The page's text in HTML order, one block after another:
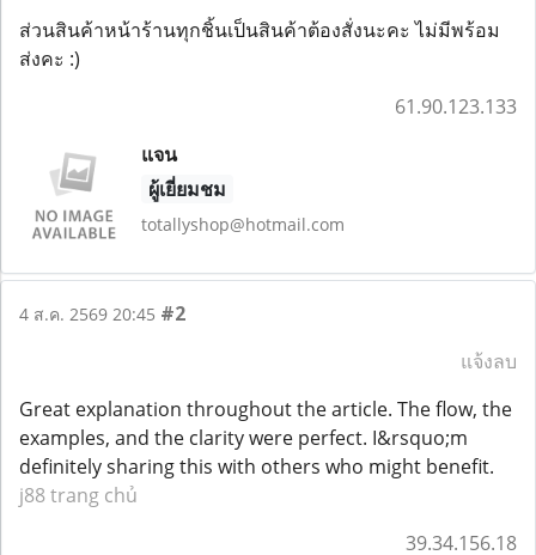
ส่วนสินค้าหน้าร้านทุกชิ้นเป็นสินค้าต้องสั่งนะคะ ไม่มีพร้อม
ส่งคะ :)
61.90.123.133
แจน
ผู้เยี่ยมชม
totallyshop@hotmail.com
4 ส.ค. 2569 20:45 #2
แจ้งลบ
Great explanation throughout the article. The flow, the
examples, and the clarity were perfect. I&rsquo;m
definitely sharing this with others who might benefit.
j88 trang chủ
39.34.156.18